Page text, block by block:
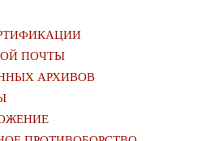
ПОЧТЫ
АРХИВОВ